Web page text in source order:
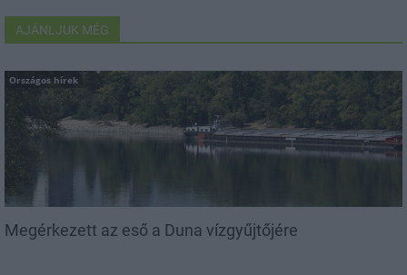
AJÁNLJUK MÉG
Országos hírek
Megérkezett az eső a Duna vízgyűjtőjére